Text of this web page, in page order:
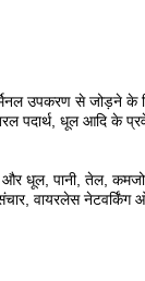
उपकरण से जोड़ने
तरल पदार्थ, धूल आदि
धूल, पानी, तेल,
वायरलेस नेटवर्किंग